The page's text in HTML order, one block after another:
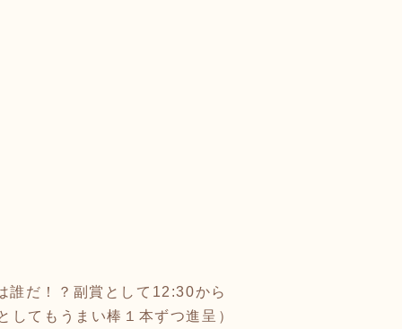
誰だ！？副賞として12:30から
てもうまい棒１本ずつ進呈）